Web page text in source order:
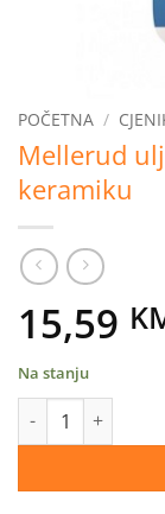
POČETNA /
Mellerud
keramiku
15,59
Na stanju
Mellerud ulje za